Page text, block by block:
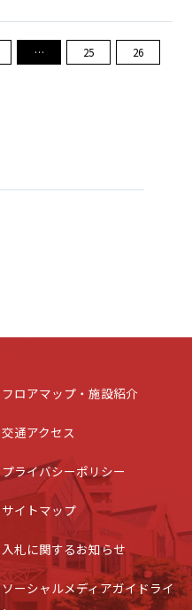
… 25 26
フロアマップ・施設紹介
交通アクセス
プライバシーポリシー
サイトマップ
入札に関するお知らせ
ソーシャルメディアガイドライ